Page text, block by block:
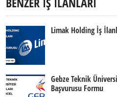
Limak Holding İş
Gebze Teknik
Başvurusu Formu